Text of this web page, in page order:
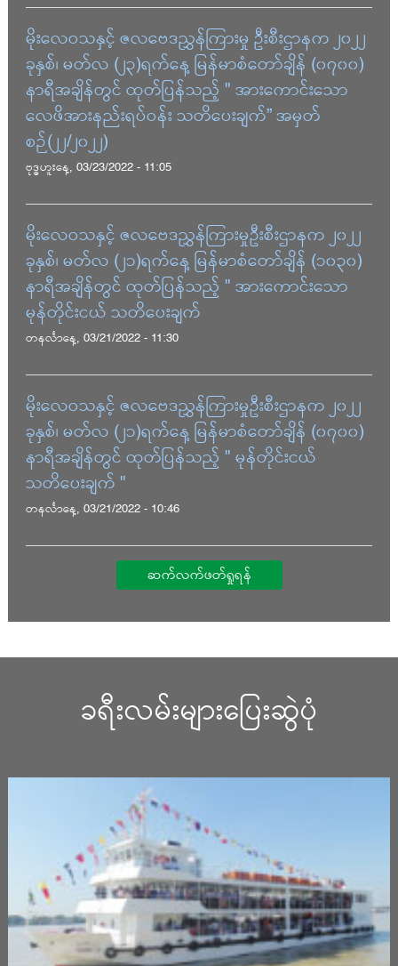
ခရီးလမ်းများပြေးဆွဲပုံ
မိုးလေဝသနှင့် ဇလဗေဒညွှန်ကြားမှု ဦးစီးဌာနက ၂၀၂၂
ခုနှစ်၊ မတ်လ (၂၃)ရက်နေ့ မြန်မာစံတော်ချိန် (၀၇၀၀)
နာရီအချိန်တွင် ထုတ်ပြန်သည့် " အားကောင်းသော
လေဖိအားနည်းရပ်ဝန်း သတိပေးချက်” အမှတ်
စဉ်(၂၂/၂၀၂၂)
ဗုဒ္ဓဟူးနေ့, 03/23/2022 - 11:05
မိုးလေဝသနှင့် ဇလဗေဒညွှန်ကြားမှုဦးစီးဌာနက ၂၀၂၂
ခုနှစ်၊ မတ်လ (၂၁)ရက်နေ့ မြန်မာစံတော်ချိန် (၁၀၃၀)
နာရီအချိန်တွင် ထုတ်ပြန်သည့် " အားကောင်းသော
မုန်တိုင်းငယ် သတိပေးချက်
တနင်္လာနေ့, 03/21/2022 - 11:30
မိုးလေဝသနှင့် ဇလဗေဒညွှန်ကြားမှုဦးစီးဌာနက ၂၀၂၂
ခုနှစ်၊ မတ်လ (၂၁)ရက်နေ့ မြန်မာစံတော်ချိန် (၀၇၀၀)
နာရီအချိန်တွင် ထုတ်ပြန်သည့် " မုန်တိုင်းငယ်
သတိပေးချက် "
တနင်္လာနေ့, 03/21/2022 - 10:46
ဆက်လက်ဖတ်ရှုရန်